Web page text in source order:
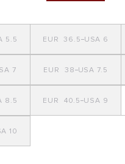
5.5 6
36.5
7 7.5
38
8.5 9
40.5
10